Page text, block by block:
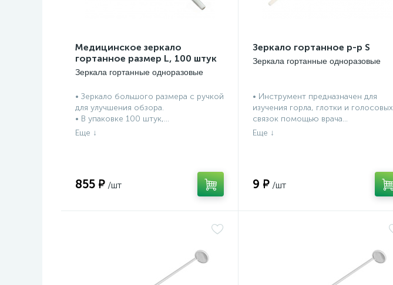
Медицинское зеркало
гортанное размер L, 100 штук
Зеркала гортанные одноразовые
• Зеркало большого размера с ручкой
для улучшения обзора.
• В упаковке 100 штук,...
855 ₽
Зеркало гортанное р-р S
Зеркала гортанные одноразовые
• Инструмент предназначен для
изучения горла, глотки и голосовых
связок помощью врача...
9 ₽